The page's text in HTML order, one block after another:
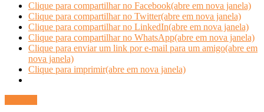
Clique para compartilhar no Facebook(abre em nova janela)
Clique para compartilhar no Twitter(abre em nova janela)
Clique para compartilhar no LinkedIn(abre em nova janela)
Clique para compartilhar no WhatsApp(abre em nova janela)
Clique para enviar um link por e-mail para um amigo(abre em
nova janela)
Clique para imprimir(abre em nova janela)